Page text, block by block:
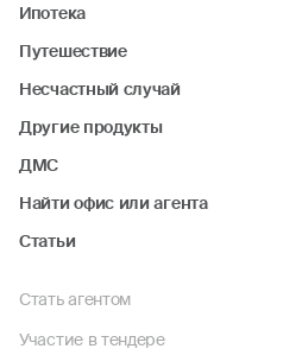
Ипотека
Путешествие
Несчастный случай
Другие продукты
ДМС
Найти офис или агента
Статьи
Стать агентом
Участие в тендере